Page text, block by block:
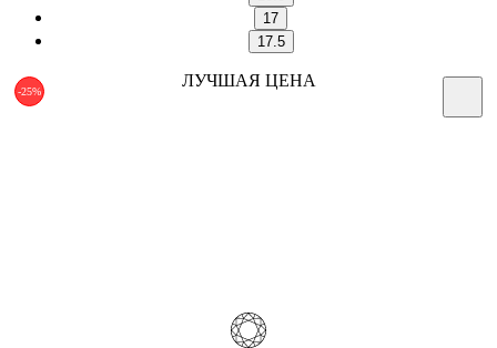
17
17.5
-25%
ЛУЧШАЯ ЦЕНА